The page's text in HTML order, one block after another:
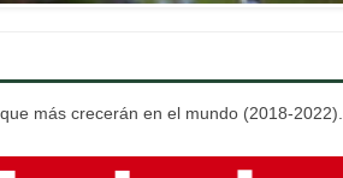
más crecerán en el mundo (2018-2022).